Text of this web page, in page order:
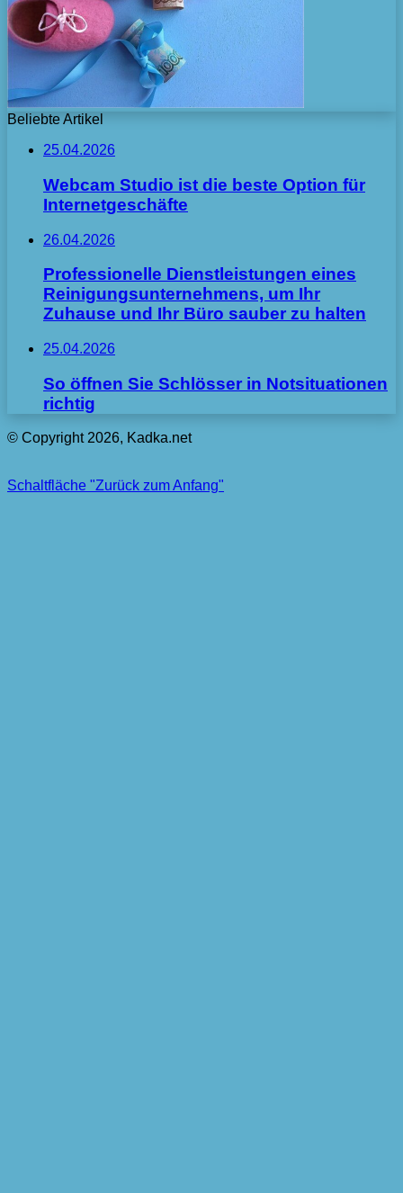
Beliebte Artikel
25.04.2026
Webcam Studio ist die beste Option für
Internetgeschäfte
26.04.2026
Professionelle Dienstleistungen eines
Reinigungsunternehmens, um Ihr
Zuhause und Ihr Büro sauber zu halten
25.04.2026
So öffnen Sie Schlösser in Notsituationen
richtig
© Copyright 2026, Kadka.net
Schaltfläche "Zurück zum Anfang"